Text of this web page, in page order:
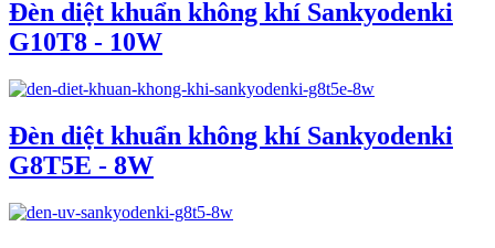
Đèn diệt khuẩn không khí Sankyodenki
G10T8 - 10W
Đèn diệt khuẩn không khí Sankyodenki
G8T5E - 8W